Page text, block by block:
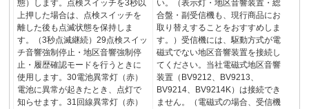
態）します。点検スイッチを3秒以
上押した場合は、点検スイッチを
離した後も点滅状態を保持しま
す。（3秒点滅継続）29点検スイッ
チ音響強制停止・地区音響強制停
止・履歴確認モードを行うときに
使用します。30電池異常灯（赤）
電池に異常が起きたとき、点灯で
知らせます。31回線異常灯（赤）
い。（表示灯・地区音響装置・総
合盤・副受信機も、現行商品にお
取り替えすることをおすすめしま
す。）受信機には、駆動方式が電
磁式でない地区音響装置を接続し
てください。当社電磁式地区音響
装置（BV9212、BV9213、
BV9214、BV9214K）は接続でき
ません。（電磁式の場合、受信機